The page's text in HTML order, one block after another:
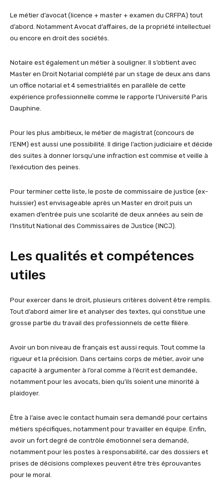
Le métier d’avocat (licence + master + examen du CRFPA) tout
d’abord. Notamment Avocat d’affaires, de la propriété intellectuel
ou encore en droit des sociétés.
Notaire est également un métier à souligner. Il s’obtient avec
Master en Droit Notarial complété par un stage de deux ans dans
un office notarial et 4 semestrialités en parallèle de cette
expérience professionnelle comme le rapporte l’Université Paris
Dauphine.
Pour les plus ambitieux, le métier de magistrat (concours de
l’ENM) est aussi une possibilité. Il dirige l’action judiciaire et décide
des suites à donner lorsqu’une infraction est commise et veille à
l’exécution des peines.
Pour terminer cette liste, le poste de commissaire de justice (ex-
huissier) est envisageable après un Master en droit puis un
examen d’entrée puis une scolarité de deux années au sein de
l’Institut National des Commissaires de Justice (INCJ).
Les qualités et compétences
utiles
Pour exercer dans le droit, plusieurs critères doivent être remplis.
Tout d’abord aimer lire et analyser des textes, qui constitue une
grosse partie du travail des professionnels de cette filière.
Avoir un bon niveau de français est aussi requis. Tout comme la
rigueur et la précision. Dans certains corps de métier, avoir une
capacité à argumenter à l’oral comme à l’écrit est demandée,
notamment pour les avocats, bien qu’ils soient une minorité à
plaidoyer.
Être à l’aise avec le contact humain sera demandé pour certains
métiers spécifiques, notamment pour travailler en équipe. Enfin,
avoir un fort degré de contrôle émotionnel sera demandé,
notamment pour les postes à responsabilité, car des dossiers et
prises de décisions complexes peuvent être très éprouvantes
pour le moral.